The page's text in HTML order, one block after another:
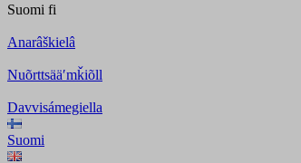
Suomi fi
Anarâškielâ
Nuõrttsääʹmǩiõll
Davvisámegiella
Suomi